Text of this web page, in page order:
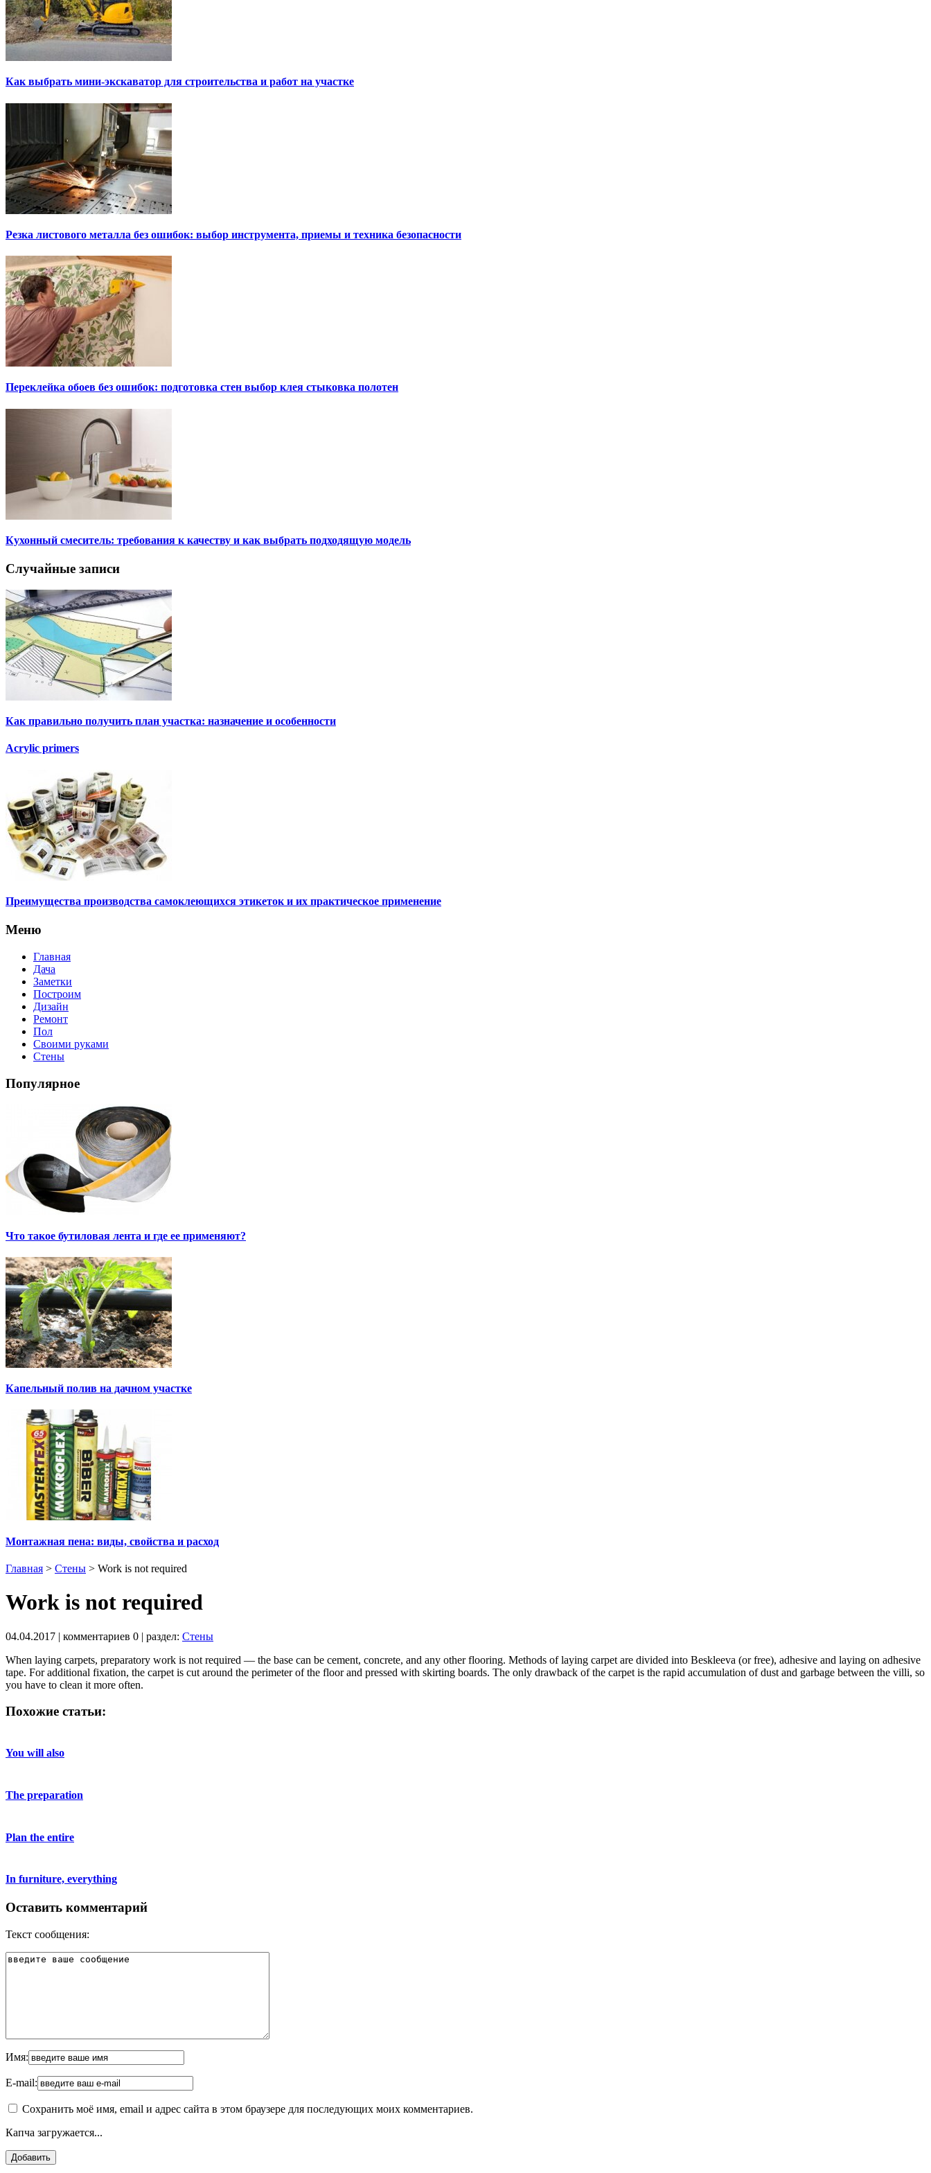
Как выбрать мини-экскаватор для строительства и работ на участке
Резка листового металла без ошибок: выбор инструмента, приемы и техника безопасности
Переклейка обоев без ошибок: подготовка стен выбор клея стыковка полотен
Кухонный смеситель: требования к качеству и как выбрать подходящую модель
Случайные записи
Как правильно получить план участка: назначение и особенности
Acrylic primers
Преимущества производства самоклеющихся этикеток и их практическое применение
Меню
Главная
Дача
Заметки
Построим
Дизайн
Ремонт
Пол
Своими руками
Стены
Популярное
Что такое бутиловая лента и где ее применяют?
Капельный полив на дачном участке
Монтажная пена: виды, свойства и расход
Главная > Стены > Work is not required
Work is not required
04.04.2017 | комментариев 0 | раздел: Стены
When laying carpets, preparatory work is not required — the base can be cement, concrete, and any other flooring. Methods of laying carpet are divided into Beskleeva (or free), adhesive and laying on adhesive
tape. For additional fixation, the carpet is cut around the perimeter of the floor and pressed with skirting boards. The only drawback of the carpet is the rapid accumulation of dust and garbage between the villi, so
you have to clean it more often.
Похожие статьи:
You will also
The preparation
Plan the entire
In furniture, everything
Оставить комментарий
Текст сообщения:
Имя:
E-mail:
Сохранить моё имя, email и адрес сайта в этом браузере для последующих моих комментариев.
Капча загружается...